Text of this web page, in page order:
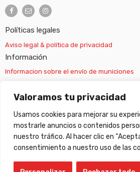
Valoramos tu privacidad
Usamos cookies para mejorar su
mostrarle anuncios o contenidos
nuestro tráfico. Al hacer clic en
consentimiento a nuestro uso de las
Políticas legales
Aviso legal & política de privacidad
Información
Informacion sobre el envío de municiones
Información sobre el envío de armas
Cambios y devoluciones
Suscripción newsletter